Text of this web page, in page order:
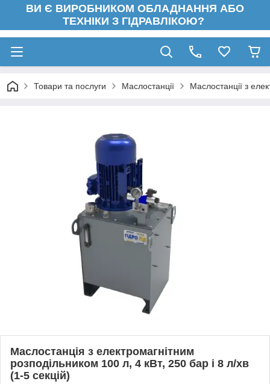
ВИ Є ВИРОБНИКОМ ОБЛАДНАННЯ АБО
ТЕХНІКИ З ГІДРАВЛІКОЮ?
Товари та послуги Маслостанції Маслостанції з
Маслостанція з електромагнітним
розподільником 100 л, 4 кВт, 250 бар і 8 л/хв
(1-5 секцій)